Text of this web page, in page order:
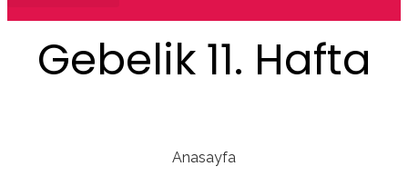
Gebelik 11. Hafta
Anasayfa